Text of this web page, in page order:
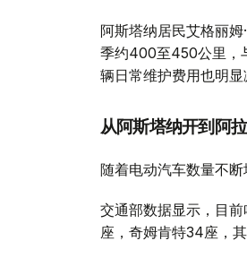
阿斯塔纳居民艾格丽
季约400至450公里，
辆日常维护费用也明显
从阿斯塔纳开到阿
随着电动汽车数量不断
交通部数据显示，目
座，奇姆肯特34座，